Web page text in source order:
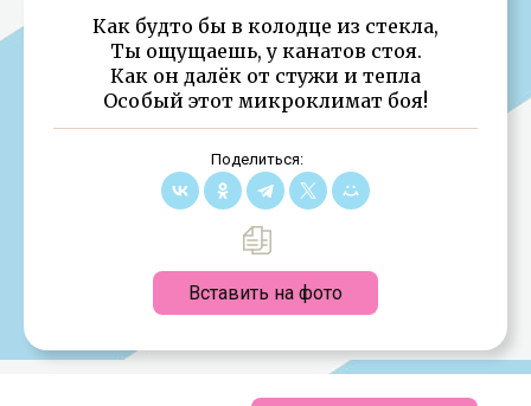
Как будто бы в колодце из стекла,
Ты ощущаешь, у канатов стоя.
Как он далёк от стужи и тепла
Особый этот микроклимат боя!
Поделиться:
Вставить на фото